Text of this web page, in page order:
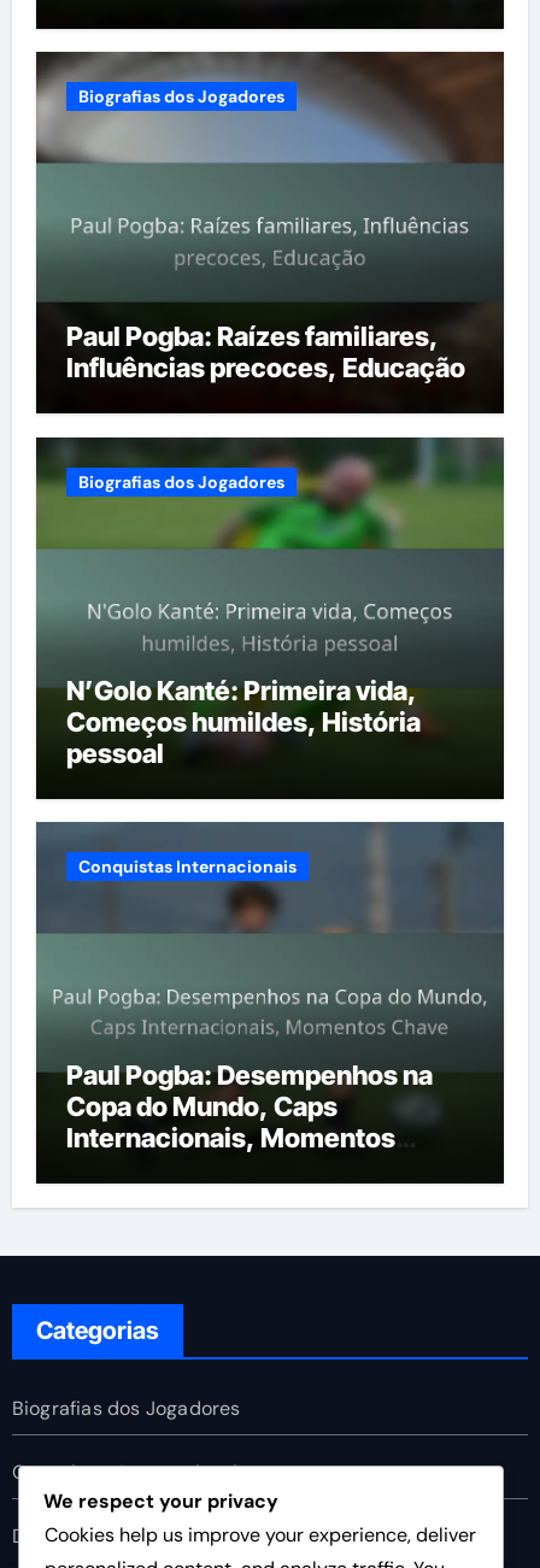
Biografias dos Jogadores
Paul Pogba: Raízes familiares,
Influências precoces, Educação
Biografias dos Jogadores
N’Golo Kanté: Primeira vida,
Começos humildes, História
pessoal
Conquistas Internacionais
Paul Pogba: Desempenhos na
Copa do Mundo, Caps
Internacionais, Momentos
Categorias
Biografias dos Jogadores
Conquistas Internacionais
Destaques da Carreira
We respect your privacy
Cookies help us improve your experience, deliver